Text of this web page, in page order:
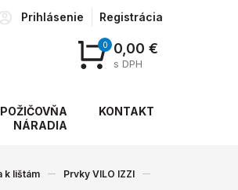
Prihlásenie Registrácia
0 0,00 €
s DPH
POŽIČOVŇA
NÁRADIA
KONTAKT
k lištám
Prvky VILO IZZI